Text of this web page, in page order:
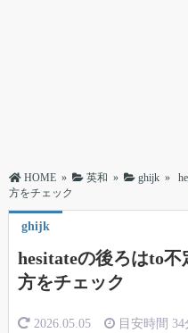
HOME » 英和 » ghijk »
方をチェック
ghijk
hesitateの後ろはto
方をチェック
2026.05.05 目安時間 34